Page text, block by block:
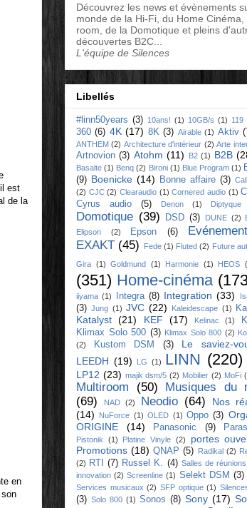
est
de la
en
Découvrez les news et évènements
monde de la Hi-Fi, du Home Cinéma,
room, de la Domotique et pleins
découvertes B2C...
L'équipe de Silences
Libellés
#linn50years (3) 10ans! (1) 10GB/s (1) 119
360 (6) 4K (17) 8K (3) Airable (1) Aktiv
ANTHEM (2) Architecture d'intérieur (2) Arte
Artnovion (3) Atohm (11) B2 (1) B2B
Basalte (1) Benq (2) Bironi (1) Blue Program (1)
(9) Boenicke (14) Bonne affaire (3)
(2) CJC (2) Clearaudio (1) Cornered audio (1)
Cyrus audio
(5) Denon (1) Diptyque
Domotique (39) DSD (3) DUNE (2)
Elipson
(2) Epson (6)
EXAKT (45) Fede (1) Fluted (2) Future
Gira (1) Goldmund (1) Harmonie (1) HEOS
(351) Home-cinéma
iiyama (1) Integra (8) Integration (33)
(3) Jung (1) JVC (22) Kaleidescape (1)
Katalyst (21) KEF (17) Kelinac (1)
Klimax Solo 500 (3) Klimax Solo 800 (2)
(2)
Kustom DSM (3) Le saviez-
LEEDH (19) LG (1) LINN (220)
LP12 (23) majik dsm/5 (2) Mobilier (2) MoFi
Multiroom (50)
Musiques du
(69)
NAD (2) Neodio (64)
Nos
(14)
NuForce (1) OLED (1) Oppo (3)
ORIGINE
(14) Panasonic (9)
Pistonik (1) Platine Vinyle (2) portes
Promotions (18) QNAP (5) Radikal (2)
(2) RTI (7) Russel K. (4) Salles de réunions
innovation (2) Screenline (1) Selekt DSM (3)
Services musicaux (2) SFP optique (1)
(3) Solo 800 (1) Sonos (8) Sony (17)